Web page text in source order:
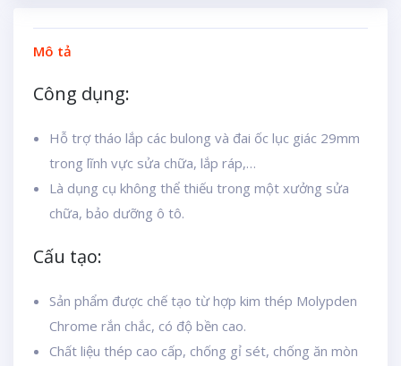
Mô tả
Công dụng:
Hỗ trợ tháo lắp các bulong và đai ốc lục giác 29mm
trong lĩnh vực sửa chữa, lắp ráp,…
Là dụng cụ không thể thiếu trong một xưởng sửa
chữa, bảo dưỡng ô tô.
Cấu tạo:
Sản phẩm được chế tạo từ hợp kim thép Molypden
Chrome rắn chắc, có độ bền cao.
Chất liệu thép cao cấp, chống gỉ sét, chống ăn mòn